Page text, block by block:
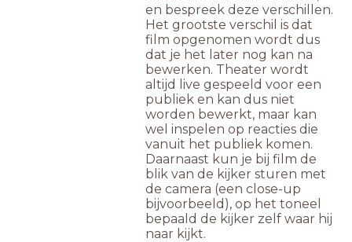
en bespreek deze verschillen.
Het grootste verschil is dat
film opgenomen wordt dus
dat je het later nog kan na
bewerken. Theater wordt
altijd live gespeeld voor een
publiek en kan dus niet
worden bewerkt, maar kan
wel inspelen op reacties die
vanuit het publiek komen.
Daarnaast kun je bij film de
blik van de kijker sturen met
de camera (een close-up
bijvoorbeeld), op het toneel
bepaald de kijker zelf waar hij
naar kijkt.